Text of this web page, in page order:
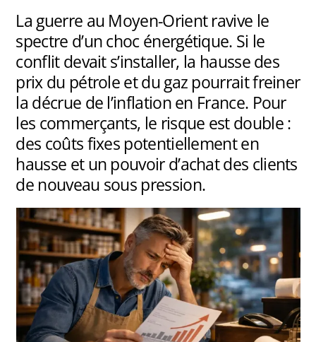
La guerre au Moyen-Orient ravive le
spectre d’un choc énergétique. Si le
conflit devait s’installer, la hausse des
prix du pétrole et du gaz pourrait freiner
la décrue de l’inflation en France. Pour
les commerçants, le risque est double :
des coûts fixes potentiellement en
hausse et un pouvoir d’achat des clients
de nouveau sous pression.